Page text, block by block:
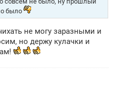
было
не могу заразными и
но держу кулачки и